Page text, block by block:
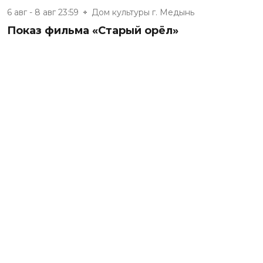
6 авг - 8 авг 23:59 Дом культуры г. Медынь
Показ фильма «Старый орёл»